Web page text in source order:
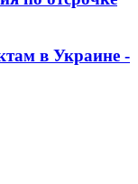
в Украине -